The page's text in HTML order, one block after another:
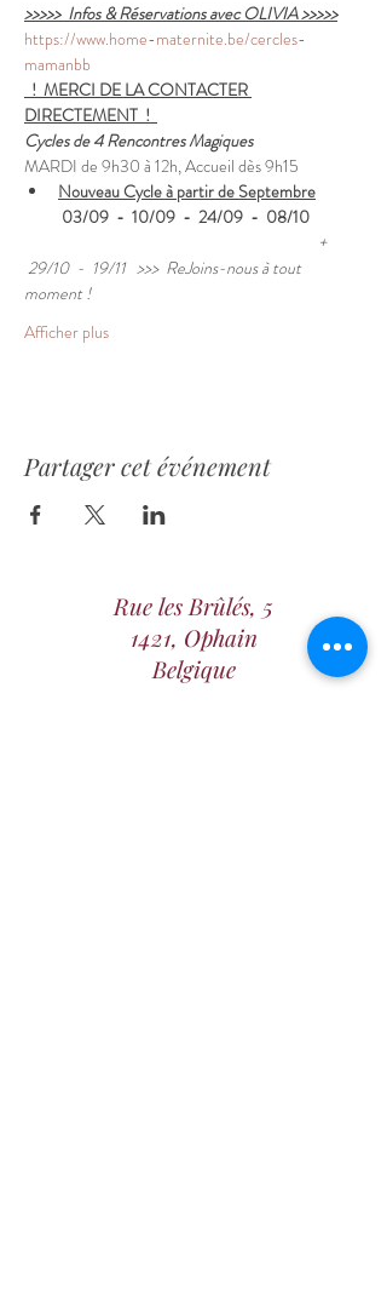
>>>>>  Infos & Réservations avec OLIVIA >>>>>
https://www.home-maternite.be/cercles-
mamanbb
!  MERCI DE LA CONTACTER
DIRECTEMENT  !
Cycles de 4 Rencontres Magiques
MARDI de 9h30 à 12h, Accueil dès 9h15
Nouveau Cycle à partir de Septembre
03/09  -  10/09  -  24/09  -  08/10
+
29/10  -  19/11 >>>  ReJoins-nous à tout
moment !
Afficher plus
Partager cet événement
Rue les Brûlés, 5
1421, Ophain
Belgique